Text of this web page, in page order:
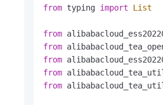
from typing import List
from
from
from
from
from